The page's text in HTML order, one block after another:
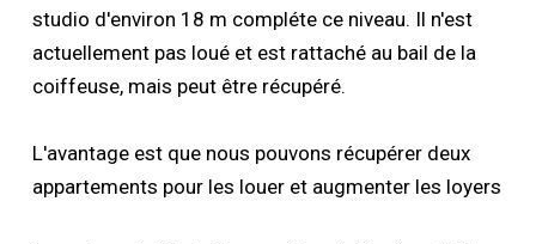
studio d'environ 18 m compléte ce niveau. Il n'est
actuellement pas loué et est rattaché au bail de la
coiffeuse, mais peut être récupéré.
L'avantage est que nous pouvons récupérer deux
appartements pour les louer et augmenter les loyers